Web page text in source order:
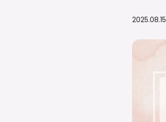
2025.08.15